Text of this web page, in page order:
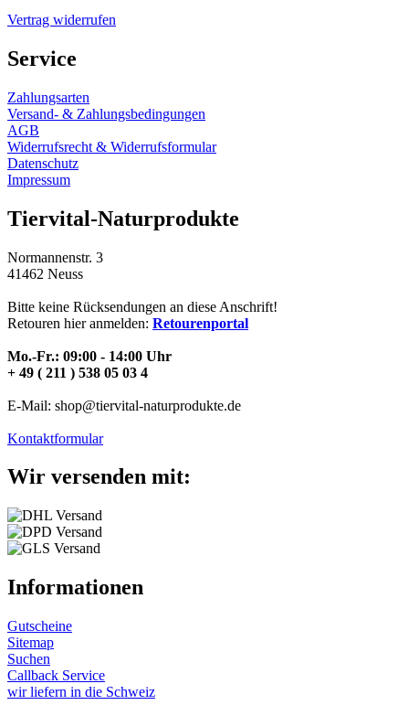
Vertrag widerrufen
Service
Zahlungsarten
Versand- & Zahlungsbedingungen
AGB
Widerrufsrecht & Widerrufsformular
Datenschutz
Impressum
Tiervital-Naturprodukte
Normannenstr. 3
41462 Neuss
Bitte keine Rücksendungen an diese Anschrift!
Retouren hier anmelden: Retourenportal
Mo.-Fr.: 09:00 - 14:00 Uhr
+ 49 ( 211 ) 538 05 03 4
E-Mail: shop@tiervital-naturprodukte.de
Kontaktformular
Wir versenden mit:
Informationen
Gutscheine
Sitemap
Suchen
Callback Service
wir liefern in die Schweiz